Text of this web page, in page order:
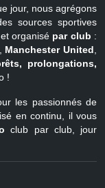
jour, nous agrégons
sources sportives
organisé par club :
Manchester United
prolongations,
!
les passionnés de
en continu, il vous
club par club, jour